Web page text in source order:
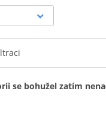
se bohužel zatím